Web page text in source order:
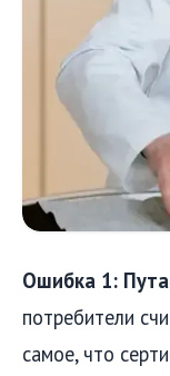
Ошибка 1:
потребители
самое, что